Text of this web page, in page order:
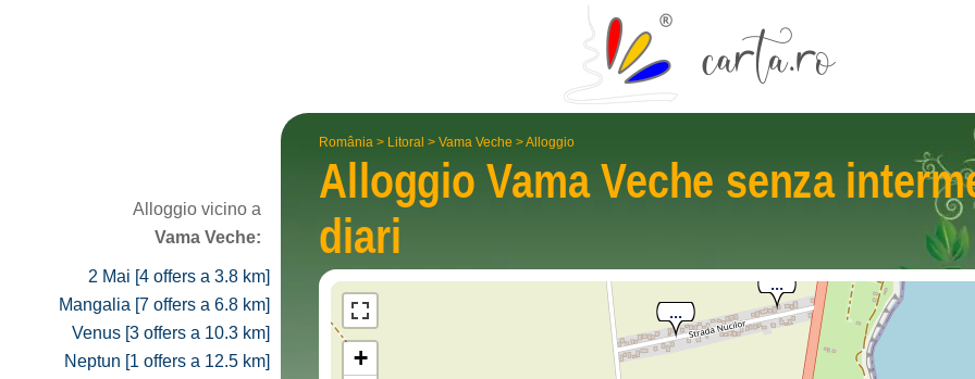
România > Litoral > Vama Veche >Alloggio
AlloggioVama Veche senza
diari
+
Alloggio vicino a
Vama Veche:
2 Mai [4 offers a 3.8 km]
Mangalia [7 offers a 6.8 km]
Venus [3 offers a 10.3 km]
Neptun [1 offers a 12.5 km]